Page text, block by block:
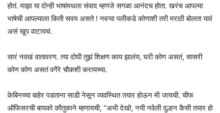
होतं. माझा या दोन्ही भाषांमधला संवाद म्हणजे सगळा आनंदच होता. खरंच आपल्या
भाषेची आपल्याला किती सवय असते ! नवऱ्या पलीकडे कोणाशी तरी मराठी बोलता यावं
असं खूप वाटायचं.
सारं नवखं वातावरण. त्या दोघी तुझं शिक्षण काय झालंय, घरी कोण असतं, सासरी
कोण कोण असतं वगैरे चौकशी करायच्या.
केबिनच्या बाहेर पडताना साडी नेसून व्यवस्थित तयार होऊन मी जायची. चीफ
ऑफिसरची बायको कौतुकाने म्हणायची, “अभी देखो, नयी नवेली दुल्हन कैसी तयार हो